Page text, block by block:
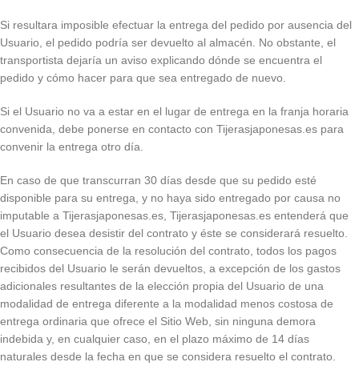
Si resultara imposible efectuar la entrega del pedido por ausencia del
Usuario, el pedido podría ser devuelto al almacén. No obstante, el
transportista dejaría un aviso explicando dónde se encuentra el
pedido y cómo hacer para que sea entregado de nuevo.
Si el Usuario no va a estar en el lugar de entrega en la franja horaria
convenida, debe ponerse en contacto con Tijerasjaponesas.es para
convenir la entrega otro día.
En caso de que transcurran 30 días desde que su pedido esté
disponible para su entrega, y no haya sido entregado por causa no
imputable a Tijerasjaponesas.es, Tijerasjaponesas.es entenderá que
el Usuario desea desistir del contrato y éste se considerará resuelto.
Como consecuencia de la resolución del contrato, todos los pagos
recibidos del Usuario le serán devueltos, a excepción de los gastos
adicionales resultantes de la elección propia del Usuario de una
modalidad de entrega diferente a la modalidad menos costosa de
entrega ordinaria que ofrece el Sitio Web, sin ninguna demora
indebida y, en cualquier caso, en el plazo máximo de 14 días
naturales desde la fecha en que se considera resuelto el contrato.